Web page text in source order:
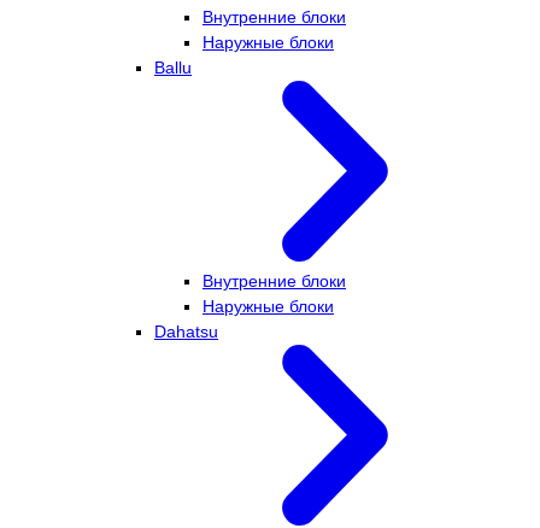
Внутренние блоки
Наружные блоки
Ballu
Внутренние блоки
Наружные блоки
Dahatsu